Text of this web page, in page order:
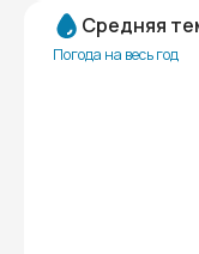
Средняя
Погода на весь год